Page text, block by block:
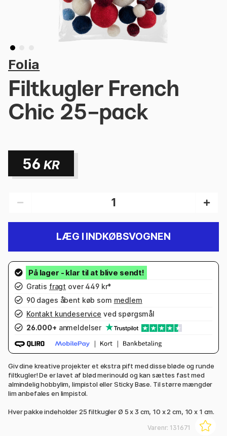
Folia
Filtkugler French
Chic 25-pack
56 KR
LÆG I INDKØBSVOGNEN
Gratis fragt over 449 kr*
90 dages åbent køb som medlem
Kontakt kundeservice ved spørgsmål
26.000+ anmeldelser
Giv dine kreative projekter et ekstra pift med disse bløde og runde
filtkugler! De er lavet af blød merinould og kan sættes fast med
almindelig hobbylim, limpistol eller Sticky Base. Til større mængder
lim anbefales en limpistol.
Hver pakke indeholder 25 filtkugler Ø 5 x 3 cm, 10 x 2 cm, 10 x 1 cm.
Varenr: 131671